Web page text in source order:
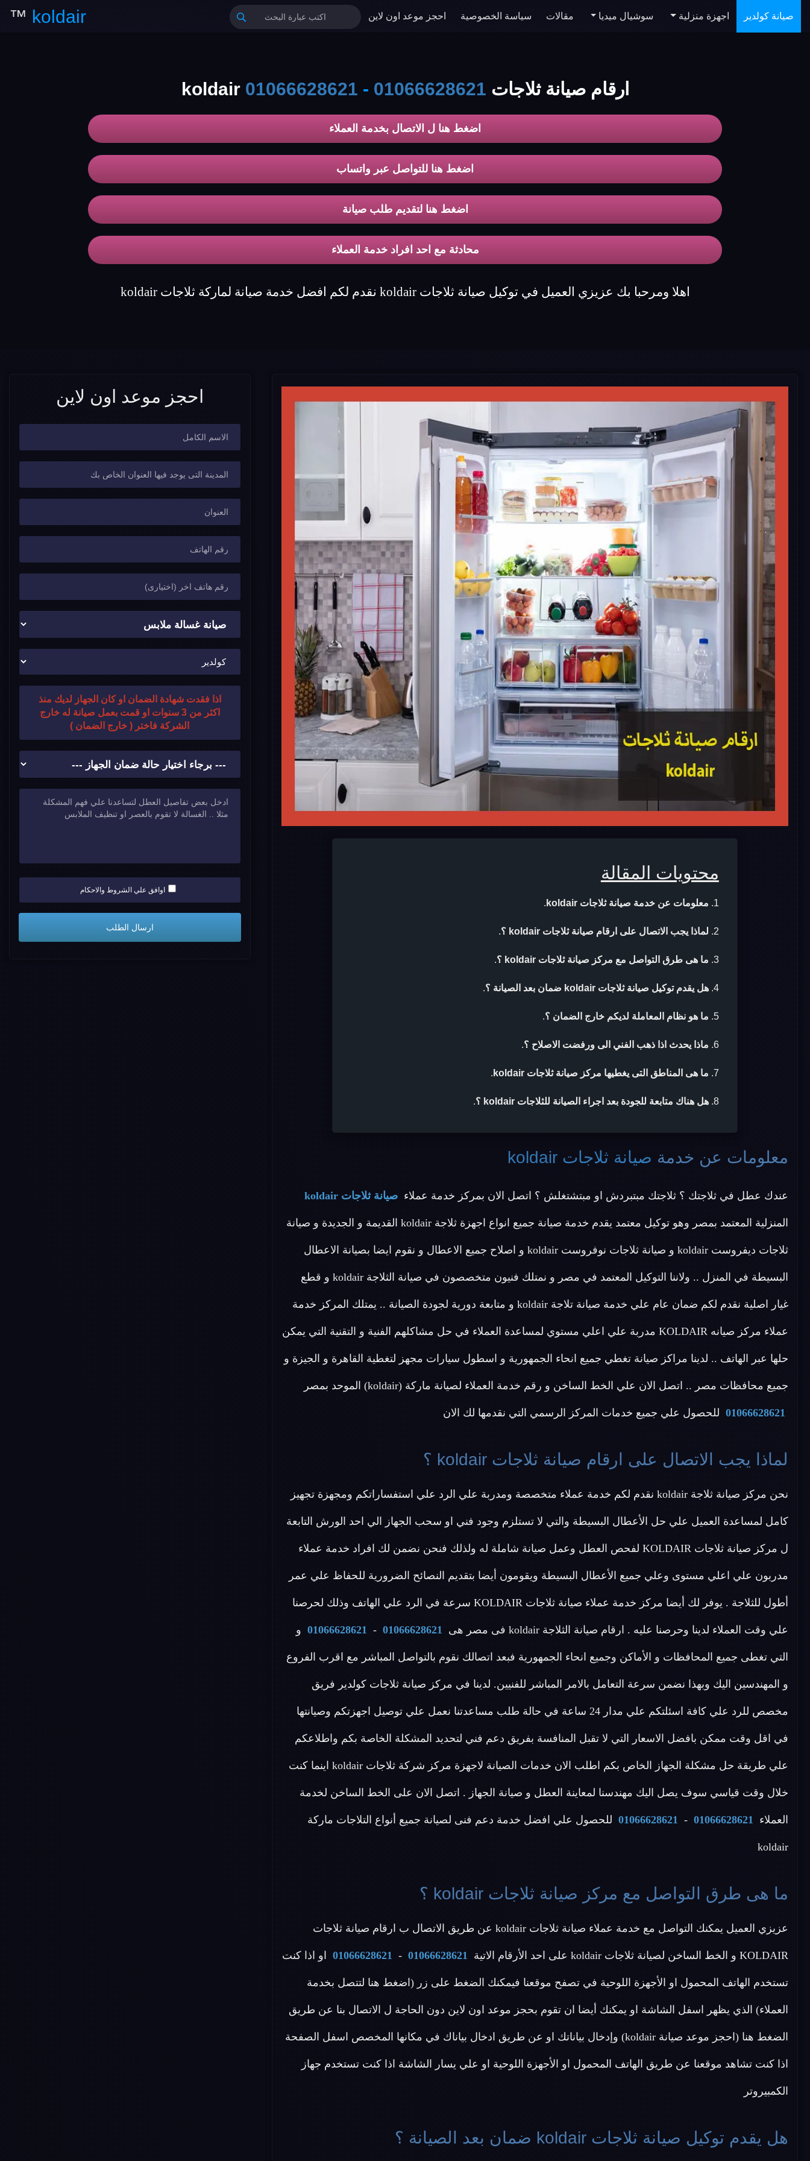
koldair
™ صيانة كولدير اجهزة منزلية سوشيال ميديا مقالات سياسة الخصوصية احجز موعد اون لاين
ارقام صيانة ثلاجات koldair 01066628621 - 01066628621
اضغط هنا ل الاتصال بخدمة العملاء
اضغط هنا للتواصل عبر واتساب
اضغط هنا لتقديم طلب صيانة
محادثة مع احد افراد خدمة العملاء
اهلا ومرحبا بك عزيزي العميل في توكيل صيانة ثلاجات koldair نقدم لكم افضل خدمة صيانة لماركة ثلاجات koldair
محتويات المقالة
معلومات عن خدمة صيانة ثلاجات koldair .
لماذا يجب الاتصال على ارقام صيانة ثلاجات koldair ؟ .
ما هى طرق التواصل مع مركز صيانة ثلاجات koldair ؟ .
هل يقدم توكيل صيانة ثلاجات koldair ضمان بعد الصيانة ؟ .
ما هو نظام المعاملة لديكم خارج الضمان ؟.
ماذا يحدث اذا ذهب الفني الى ورفضت الاصلاح ؟.
ما هى المناطق التى يغطيها مركز صيانة ثلاجات koldair .
هل هناك متابعة للجودة بعد اجراء الصيانة للثلاجات koldair ؟ .
معلومات عن خدمة صيانة ثلاجات koldair
عندك عطل في ثلاجتك ؟ ثلاجتك مبتبردش او مبتشتغلش ؟ اتصل الان بمركز خدمة عملاء صيانة ثلاجات koldair
المنزلية المعتمد بمصر وهو توكيل معتمد يقدم خدمة صيانة جميع انواع اجهزة ثلاجة koldair القديمة و الجديدة و صيانة
ثلاجات ديفروست koldair و صيانة ثلاجات نوفروست koldair و اصلاح جميع الاعطال و نقوم ايضا بصيانة الاعطال
البسيطة في المنزل .. ولاننا التوكيل المعتمد في مصر و نمتلك فنيون متخصصون في صيانة الثلاجة koldair و قطع
غيار اصلية نقدم لكم ضمان عام علي خدمة صيانة تلاجة koldair و متابعة دورية لجودة الصيانة .. يمتلك المركز خدمة
عملاء مركز صيانه KOLDAIR مدربة علي اعلي مستوي لمساعدة العملاء في حل مشاكلهم الفنية و التقنية التي يمكن
حلها عبر الهاتف .. لدينا مراكز صيانة تغطي جميع انحاء الجمهورية و اسطول سيارات مجهز لتغطية القاهرة و الجيزة و
جميع محافظات مصر .. اتصل الان علي الخط الساخن و رقم خدمة العملاء لصيانة ماركة (koldair) الموحد بمصر
01066628621 للحصول علي جميع خدمات المركز الرسمي التي نقدمها لك الان
لماذا يجب الاتصال على ارقام صيانة ثلاجات koldair ؟
نحن مركز صيانة ثلاجة koldair نقدم لكم خدمة عملاء متخصصة ومدربة علي الرد علي استفساراتكم ومجهزة تجهيز
كامل لمساعدة العميل علي حل الأعطال البسيطة والتي لا تستلزم وجود فني او سحب الجهاز الي احد الورش التابعة
ل مركز صيانة ثلاجات KOLDAIR لفحص العطل وعمل صيانة شاملة له ولذلك فنحن نضمن لك افراد خدمة عملاء
مدربون علي اعلي مستوى وعلي جميع الأعطال البسيطة ويقومون أيضا بتقديم النصائح الضرورية للحفاظ علي عمر
أطول للثلاجة . يوفر لك أيضا مركز خدمة عملاء صيانة ثلاجات KOLDAIR سرعة في الرد علي الهاتف وذلك لحرصنا
علي وقت العملاء لدينا وحرصنا عليه . ارقام صيانة الثلاجة koldair فى مصر هى 01066628621
-
01066628621 و
التي تغطى جميع المحافظات و الأماكن وجميع انحاء الجمهورية فبعد اتصالك نقوم بالتواصل المباشر مع اقرب الفروع
و المهندسين اليك وبهذا نضمن سرعة التعامل بالامر المباشر للفنيين. لدينا في مركز صيانة ثلاجات كولدير فريق
مخصص للرد علي كافة اسئلتكم علي مدار 24 ساعة في حالة طلب مساعدتنا نعمل علي توصيل اجهزتكم وصيانتها
في اقل وقت ممكن بافضل الاسعار التي لا تقبل المنافسة بفريق دعم فني لتحديد المشكلة الخاصة بكم واطلاعكم
علي طريقة حل مشكلة الجهاز الخاص بكم اطلب الان خدمات الصيانة لاجهزة مركز شركة ثلاجات koldair اينما كنت
خلال وقت قياسي سوف يصل اليك مهندسنا لمعاينة العطل و صيانة الجهاز . اتصل الان على الخط الساخن لخدمة
العملاء 01066628621
-
01066628621 للحصول علي افضل خدمة دعم فنى لصيانة جميع أنواع التلاجات ماركة
koldair
ما هى طرق التواصل مع مركز صيانة ثلاجات koldair ؟
عزيزي العميل يمكنك التواصل مع خدمة عملاء صيانة ثلاجات koldair عن طريق الاتصال ب ارقام صيانة ثلاجات
KOLDAIR و الخط الساخن لصيانة ثلاجات koldair على احد الأرقام الاتية 01066628621
-
01066628621 او اذا كنت
تستخدم الهاتف المحمول او الأجهزة اللوحية في تصفح موقعنا فيمكنك الضغط على زر (اضغط هنا لتتصل بخدمة
العملاء) الذي يظهر اسفل الشاشة او يمكنك أيضا ان تقوم بحجز موعد اون لاين دون الحاجة ل الاتصال بنا عن طريق
الضغط هنا (احجز موعد صيانة koldair) وإدخال بياناتك او عن طريق ادخال بياناك في مكانها المخصص اسفل الصفحة
اذا كنت تشاهد موقعنا عن طريق الهاتف المحمول او الأجهزة اللوحية او علي يسار الشاشة اذا كنت تستخدم جهاز
الكمبيروتر
هل يقدم توكيل صيانة ثلاجات koldair ضمان بعد الصيانة ؟
احجز موعد اون لاين
اذا فقدت شهادة الضمان او كان الجهاز لديك منذ
اكثر من 3 سنوات او قمت بعمل صيانة له خارج
الشركة فاختر ( خارج الضمان )
اوافق علي الشروط والاحكام